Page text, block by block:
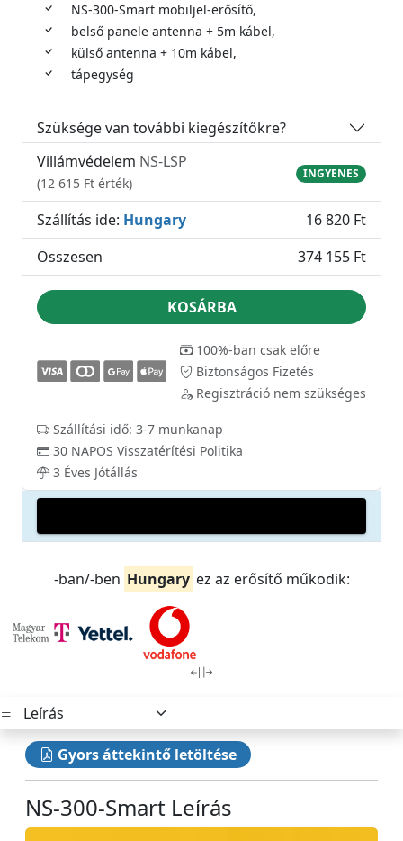
NS-300-Smart mobiljel-erősítő,
belső panele antenna + 5m kábel,
külső antenna + 10m kábel,
tápegység
Szüksége van további kiegészítőkre?
Villámvédelem NS-LSP
(12 615 Ft érték)
INGYENES
Szállítás ide: Hungary
16 820 Ft
Összesen
374 155 Ft
KOSÁRBA
100%-ban csak előre
Biztonságos Fizetés
Regisztráció nem szükséges
Szállítási idő: 3-7 munkanap
30 NAPOS Visszatérítési Politika
3 Éves Jótállás
-ban/-ben Hungary ez az erősítő működik:
Gyors áttekintő letöltése
NS-300-Smart Leírás